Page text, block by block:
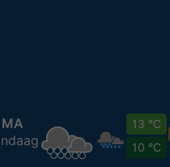
MA
13 °C
10 °C